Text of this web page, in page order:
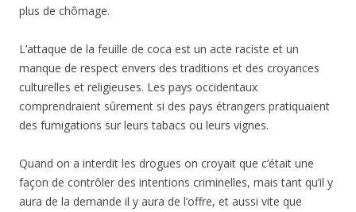
plus de chômage.
L’attaque de la feuille de coca est un acte raciste et un
manque de respect envers des traditions et des croyances
culturelles et religieuses. Les pays occidentaux
comprendraient sûrement si des pays étrangers pratiquaient
des fumigations sur leurs tabacs ou leurs vignes.
Quand on a interdit les drogues on croyait que c’était une
façon de contrôler des intentions criminelles, mais tant qu’il y
aura de la demande il y aura de l’offre, et aussi vite que